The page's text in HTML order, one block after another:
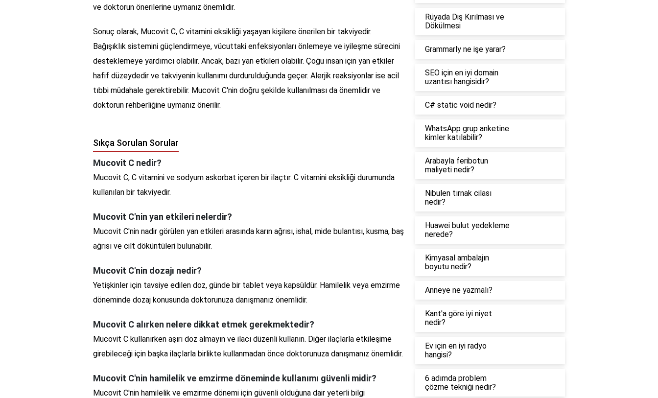
ve doktorun önerilerine uymanız önemlidir.
Sonuç olarak, Mucovit C, C vitamini eksikliği yaşayan kişilere önerilen bir takviyedir.
Bağışıklık sistemini güçlendirmeye, vücuttaki enfeksiyonları önlemeye ve iyileşme sürecini
desteklemeye yardımcı olabilir. Ancak, bazı yan etkileri olabilir. Çoğu insan için yan etkiler
hafif düzeydedir ve takviyenin kullanımı durdurulduğunda geçer. Alerjik reaksiyonlar ise acil
tıbbi müdahale gerektirebilir. Mucovit C'nin doğru şekilde kullanılması da önemlidir ve
doktorun rehberliğine uymanız önerilir.
Sıkça Sorulan Sorular
Mucovit C nedir?
Mucovit C, C vitamini ve sodyum askorbat içeren bir ilaçtır. C vitamini eksikliği durumunda
kullanılan bir takviyedir.
Mucovit C'nin yan etkileri nelerdir?
Mucovit C'nin nadir görülen yan etkileri arasında karın ağrısı, ishal, mide bulantısı, kusma, baş
ağrısı ve cilt döküntüleri bulunabilir.
Mucovit C'nin dozajı nedir?
Yetişkinler için tavsiye edilen doz, günde bir tablet veya kapsüldür. Hamilelik veya emzirme
döneminde dozaj konusunda doktorunuza danışmanız önemlidir.
Mucovit C alırken nelere dikkat etmek gerekmektedir?
Mucovit C kullanırken aşırı doz almayın ve ilacı düzenli kullanın. Diğer ilaçlarla etkileşime
girebileceği için başka ilaçlarla birlikte kullanmadan önce doktorunuza danışmanız önemlidir.
Mucovit C'nin hamilelik ve emzirme döneminde kullanımı güvenli midir?
Mucovit C'nin hamilelik ve emzirme dönemi için güvenli olduğuna dair yeterli bilgi
Rüyada Diş Kırılması ve
Dökülmesi
Grammarly ne işe yarar?
SEO için en iyi domain
uzantısı hangisidir?
C# static void nedir?
WhatsApp grup anketine
kimler katılabilir?
Arabayla feribotun
maliyeti nedir?
Nibulen tırnak cilası
nedir?
Huawei bulut yedekleme
nerede?
Kimyasal ambalajın
boyutu nedir?
Anneye ne yazmalı?
Kant'a göre iyi niyet
nedir?
Ev için en iyi radyo
hangisi?
6 adımda problem
çözme tekniği nedir?